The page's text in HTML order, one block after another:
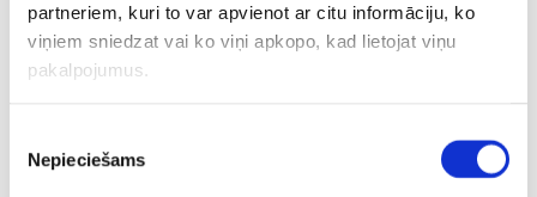
partneriem, kuri to var apvienot ar citu informāciju, ko
viņiem sniedzat vai ko viņi apkopo, kad lietojat viņu
pakalpojumus.
izvēle
Nepieciešams
Pasaules čempionāts no 1. līdz 17.maijam risināsies
Čehijas pilsētās Prāgā un Ostravā. Latvija A apakšgrupā
tiksies ar Zviedriju, Kanādu, Čehiju, Šveici, Franciju, Vāciju
Latvijas hokeja izlases sastāvs pārbaudes spēlēm